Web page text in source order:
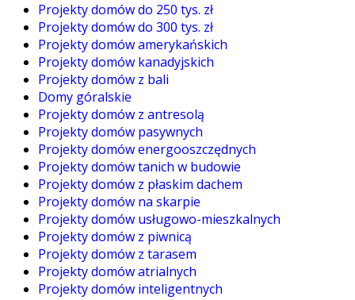
Projekty domów do 250 tys. zł
Projekty domów do 300 tys. zł
Projekty domów amerykańskich
Projekty domów kanadyjskich
Projekty domów z bali
Domy góralskie
Projekty domów z antresolą
Projekty domów pasywnych
Projekty domów energooszczędnych
Projekty domów tanich w budowie
Projekty domów z płaskim dachem
Projekty domów na skarpie
Projekty domów usługowo-mieszkalnych
Projekty domów z piwnicą
Projekty domów z tarasem
Projekty domów atrialnych
Projekty domów inteligentnych